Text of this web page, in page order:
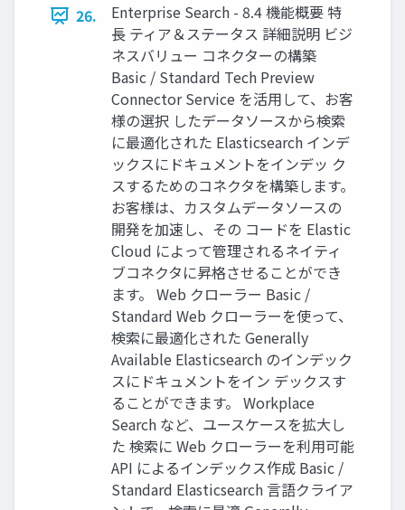
26.
Enterprise Search - 8.4 機能概要 特
⻑ ティア＆ステータス 詳細説明 ビジ
ネスバリュー コネクターの構築
Basic / Standard Tech Preview
Connector Service を活⽤して、お客
様の選択 したデータソースから検索
に最適化された Elasticsearch インデ
ックスにドキュメントをインデッ ク
スするためのコネクタを構築します。
お客様は、カスタムデータソースの
開発を加速し、その コードを Elastic
Cloud によって管理されるネイティ
ブコネクタに昇格させることができ
ます。 Web クローラー Basic /
Standard Web クローラーを使って、
検索に最適化された Generally
Available Elasticsearch のインデック
スにドキュメントをイン デックスす
ることができます。 Workplace
Search など、ユースケースを拡⼤し
た 検索に Web クローラーを利⽤可能
API によるインデックス作成 Basic /
Standard Elasticsearch ⾔語クライア